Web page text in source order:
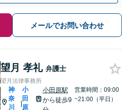
メールでお問い合わせ
望月 孝礼 弁護士
望月法律事務所
神
奈
川
|
小
田
原
小田原駅
から徒歩9
営業時間：09:00
~21:00（平日）